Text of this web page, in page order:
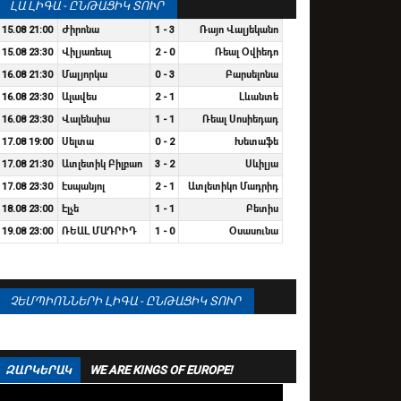
ԼԱ ԼԻԳԱ - ԸՆԹԱՑԻԿ ՏՈՒՐ
15.08 21:00 Ժիրոնա 1 - 3
Ռայո Վալյեկանո
15.08 23:30
Վիլյառեալ 2 - 0
Ռեալ Օվիեդո
16.08 21:30
Մալյորկա 0 - 3
Բարսելոնա
16.08 23:30
Ալավես 2 - 1
Լևանտե
16.08 23:30
Վալենսիա 1 - 1
Ռեալ Սոսիեդադ
17.08 19:00
Սելտա 0 - 2
Խետաֆե
17.08 21:30
Ատլետիկ Բիլբաո 3 - 2
Սևիլյա
17.08 23:30
Էսպանյոլ 2 - 1
Ատլետիկո Մադրիդ
18.08 23:00
Էլչե 1 - 1
Բետիս
19.08 23:00
ՌԵԱԼ ՄԱԴՐԻԴ 1 - 0 Օսասունա
ՉԵՄՊԻՈՆՆԵՐԻ ԼԻԳԱ - ԸՆԹԱՑԻԿ ՏՈՒՐ
ԶԱՐԿԵՐԱԿ WE ARE KINGS OF EUROPE!